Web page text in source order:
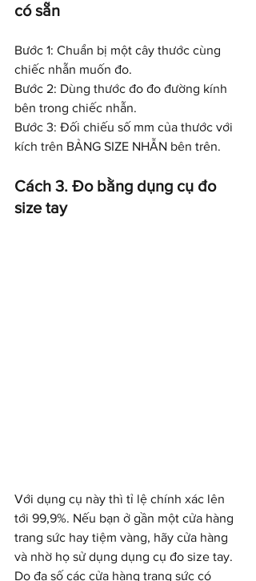
có sẵn
Bước 1: Chuẩn bị một cây thước cùng
chiếc nhẫn muốn đo.
Bước 2: Dùng thước đo đo đường kính
bên trong chiếc nhẫn.
Bước 3: Đối chiếu số mm của thước với
kích trên BẢNG SIZE NHẪN bên trên.
Cách 3. Đo bằng dụng cụ đo
size tay
Với dụng cụ này thì tỉ lệ chính xác lên
tới 99,9%. Nếu bạn ở gần một cửa hàng
trang sức hay tiệm vàng, hãy cửa hàng
và nhờ họ sử dụng dụng cụ đo size tay.
Do đa số các cửa hàng trang sức có